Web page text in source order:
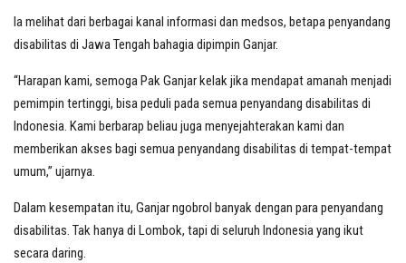
Ia melihat dari berbagai kanal informasi dan medsos, betapa penyandang
disabilitas di Jawa Tengah bahagia dipimpin Ganjar.
“Harapan kami, semoga Pak Ganjar kelak jika mendapat amanah menjadi
pemimpin tertinggi, bisa peduli pada semua penyandang disabilitas di
Indonesia. Kami berbarap beliau juga menyejahterakan kami dan
memberikan akses bagi semua penyandang disabilitas di tempat-tempat
umum,” ujarnya.
Dalam kesempatan itu, Ganjar ngobrol banyak dengan para penyandang
disabilitas. Tak hanya di Lombok, tapi di seluruh Indonesia yang ikut
secara daring.